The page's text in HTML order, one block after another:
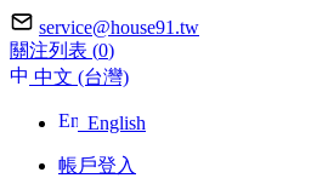
service@house91.tw
關注列表 (0)
中文 (台灣)
English
帳戶登入